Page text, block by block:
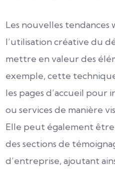
Les nouvelles
l’utilisation créative du
mettre en valeur des
exemple, cette
les pages d’accueil
ou services de manière
Elle peut également
des sections de
d’entreprise, ajoutant